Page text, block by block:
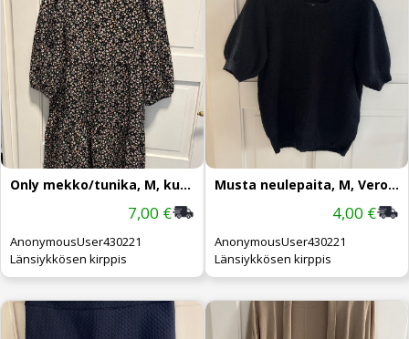
Only mekko/tunika, M, kukkakuvio
7,00 €
AnonymousUser430221
Länsiykkösen kirppis
Musta neulepaita, M, Vero Moda, lyh.hiha
4,00 €
AnonymousUser430221
Länsiykkösen kirppis